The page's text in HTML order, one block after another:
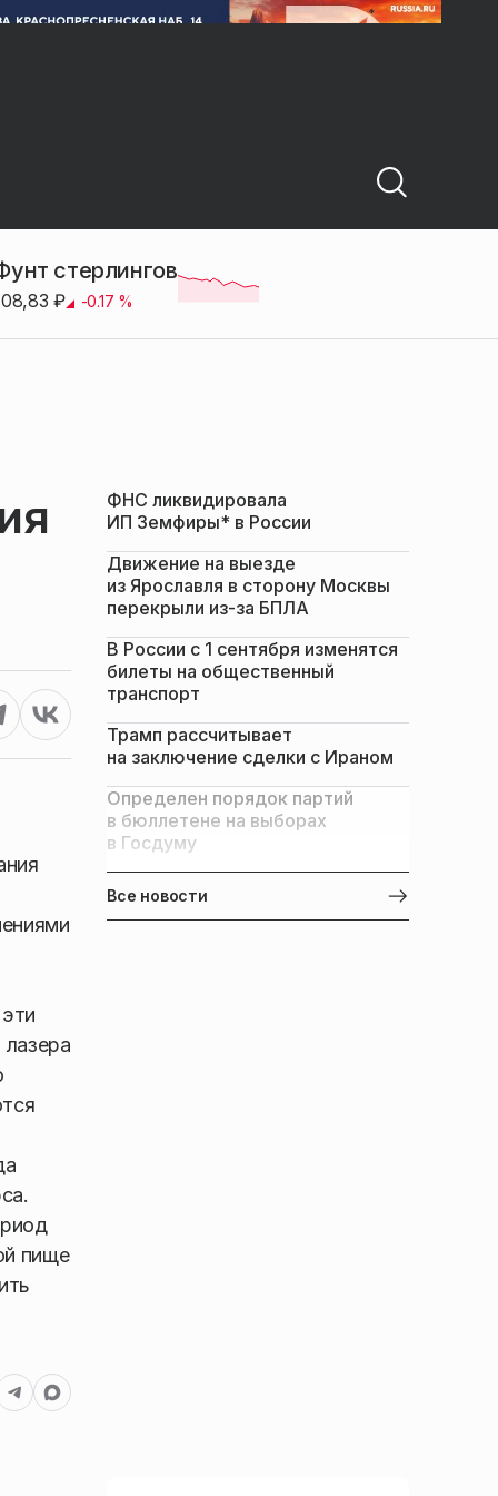
стерлингов
₽ -0.17 %
пище
ФНС ликвидировала
ИП Земфиры* в России
Движение на выезде
из Ярославля в сторону Москвы
перекрыли из-за БПЛА
В России с 1 сентября изменятся
билеты на общественный
транспорт
Трамп рассчитывает
на заключение сделки с Ираном
Определен порядок партий
в бюллетене на выборах
в Госдуму
Все новости